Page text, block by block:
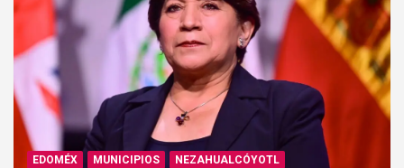
EDOMÉX MUNICIPIOS NEZAHUALCÓYOTL